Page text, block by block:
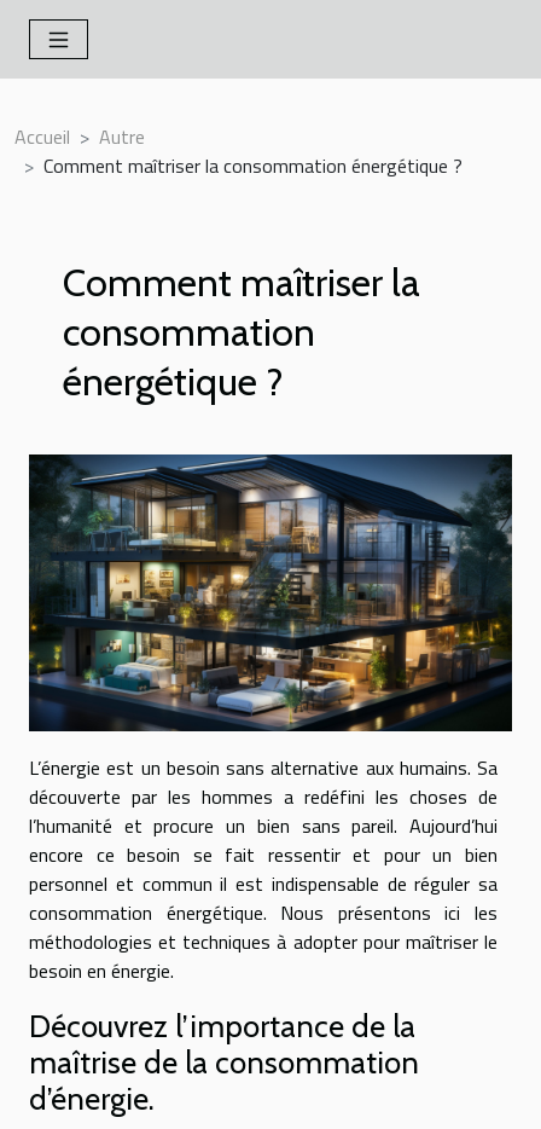
Accueil
Autre
Comment maîtriser la consommation énergétique ?
Comment maîtriser la
consommation
énergétique ?
L’énergie est un besoin sans alternative aux humains. Sa
découverte par les hommes a redéfini les choses de
l’humanité et procure un bien sans pareil. Aujourd’hui
encore ce besoin se fait ressentir et pour un bien
personnel et commun il est indispensable de réguler sa
consommation énergétique. Nous présentons ici les
méthodologies et techniques à adopter pour maîtriser le
besoin en énergie.
Découvrez l’importance de la
maîtrise de la consommation
d’énergie.